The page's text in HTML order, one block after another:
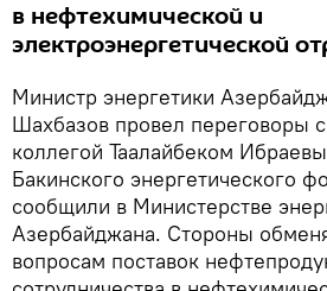
в нефтехимической и
электроэнергетической
Министр энергетики
Шахбазов провел переговоры
коллегой Таалайбеком
Бакинского энергетического
сообщили в Министерстве
Азербайджана. Стороны
вопросам поставок